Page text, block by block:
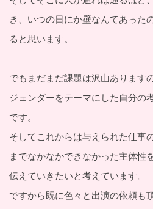
き、いつの日にか壁なんてあった
ると思います。
でもまだまだ課題は沢山あります
ジェンダーをテーマにした自分の
です。
そしてこれからは与えられた仕事
までなかなかできなかった主体性
伝えていきたいと考えています。
ですから既に色々と出演の依頼も